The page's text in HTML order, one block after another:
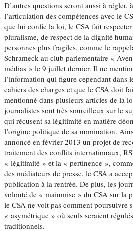
D’autres questions seront aussi à régler,
l’articulation des compétences avec le
que lui confie la loi, le CSA fait
pluralisme, de respect de la dignité
personnes plus fragiles, comme le
Schrameck au club parlementaire «
médias » le 9 juillet dernier. Il ne
l’information qui figure cependant dans
cahiers des charges et que le CSA doit
mentionné dans plusieurs articles de la
journalistes sont très sourcilleux sur le
qui récusent sa légitimité en matière
l’origine politique de sa nomination.
annoncé en février 2013 un projet de
traitement des conflits internationaux,
« légitimité » et la « pertinence »,
des médiateurs de presse, le CSA a
publication à la rentrée. De plus, les
volonté de « mainmise » du CSA sur la
le CSA ne voit pas comment poursuivre
« asymétrique » où seuls seraient
traditionnels.